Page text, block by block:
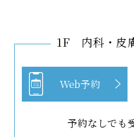
1F 内科・皮
Web予約
予約なしでも